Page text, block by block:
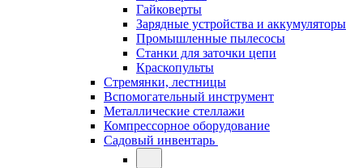
Гайковерты
Зарядные устройства и аккумуляторы
Промышленные пылесосы
Станки для заточки цепи
Краскопульты
Стремянки, лестницы
Вспомогательный инструмент
Металлические стеллажи
Компрессорное оборудование
Садовый инвентарь